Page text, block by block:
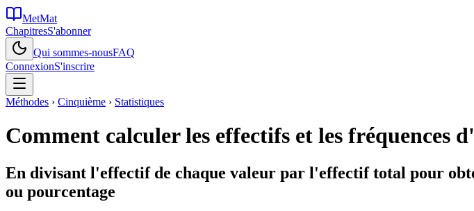
MetMat
ChapitresS'abonner
Qui sommes-nousFAQ
ConnexionS'inscrire
Méthodes › Cinquième › Statistiques
Comment calculer les effectifs et les fréquences
En divisant l'effectif de chaque valeur par l'effectif total pour
ou pourcentage